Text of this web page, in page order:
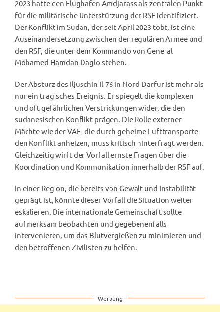
2023 hatte den Flughafen Amdjarass als zentralen Punkt
für die militärische Unterstützung der RSF identifiziert.
Der Konflikt im Sudan, der seit April 2023 tobt, ist eine
Auseinandersetzung zwischen der regulären Armee und
den RSF, die unter dem Kommando von General
Mohamed Hamdan Daglo stehen.
Der Absturz des Iljuschin Il-76 in Nord-Darfur ist mehr als
nur ein tragisches Ereignis. Er spiegelt die komplexen
und oft gefährlichen Verstrickungen wider, die den
sudanesischen Konflikt prägen. Die Rolle externer
Mächte wie der VAE, die durch geheime Lufttransporte
den Konflikt anheizen, muss kritisch hinterfragt werden.
Gleichzeitig wirft der Vorfall ernste Fragen über die
Koordination und Kommunikation innerhalb der RSF auf.
In einer Region, die bereits von Gewalt und Instabilität
geprägt ist, könnte dieser Vorfall die Situation weiter
eskalieren. Die internationale Gemeinschaft sollte
aufmerksam beobachten und gegebenenfalls
intervenieren, um das Blutvergießen zu minimieren und
den betroffenen Zivilisten zu helfen.
Werbung